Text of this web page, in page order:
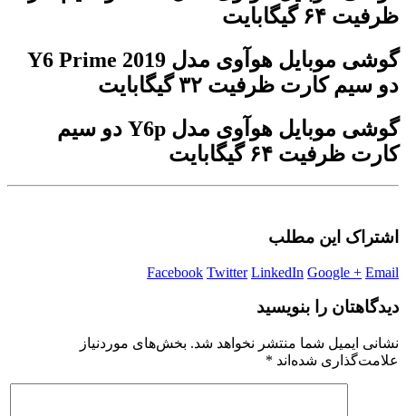
ظرفیت ۶۴ گیگابایت
گوشی موبایل هوآوی مدل Y6 Prime 2019
دو سیم کارت ظرفیت ۳۲ گیگابایت
گوشی موبایل هوآوی مدل Y6p دو سیم
کارت ظرفیت ۶۴ گیگابایت
اشتراک این مطلب
Facebook Twitter LinkedIn Google + Email
دیدگاهتان را بنویسید
نشانی ایمیل شما منتشر نخواهد شد. بخش‌های موردنیاز
علامت‌گذاری شده‌اند *